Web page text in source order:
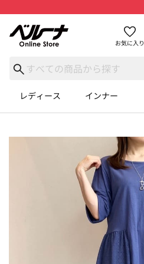
お気に入り
レディース インナー